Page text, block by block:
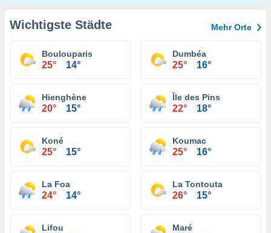
Wichtigste Städte Mehr Orte
Boulouparis
25° 14°
Dumbéa
25° 16°
Hienghène
20° 15°
Île des Pins
22° 18°
Koné
25° 15°
Koumac
25° 16°
La Foa
24° 14°
La Tontouta
26° 15°
Lifou Maré